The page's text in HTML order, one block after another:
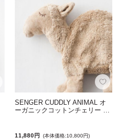
SENGER CUDDLY ANIMAL オ
ーガニックコットンチェリー …
11,880円 (本体価格:10,800円)